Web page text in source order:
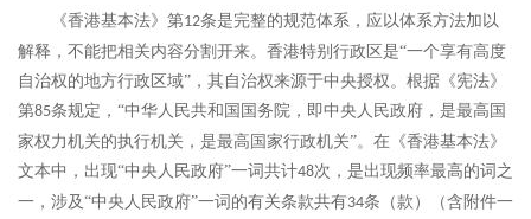
《香港基本法》第12条是完整的规范体系，应以体系方法加以
解释，不能把相关内容分割开来。香港特别行政区是“一个享有高度
自治权的地方行政区域”，其自治权来源于中央授权。根据《宪法》
第85条规定，“中华人民共和国国务院，即中央人民政府，是最高国
家权力机关的执行机关，是最高国家行政机关”。在《香港基本法》
文本中，出现“中央人民政府”一词共计48次，是出现频率最高的词之
一，涉及“中央人民政府”一词的有关条款共有34条（款）（含附件一